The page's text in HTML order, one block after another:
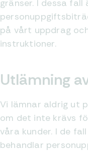
gränser. I dessa
på vårt uppdrag
instruktioner.
Utlämning
Vi lämnar aldrig ut
om det inte krävs
våra kunder. I de
behandlar